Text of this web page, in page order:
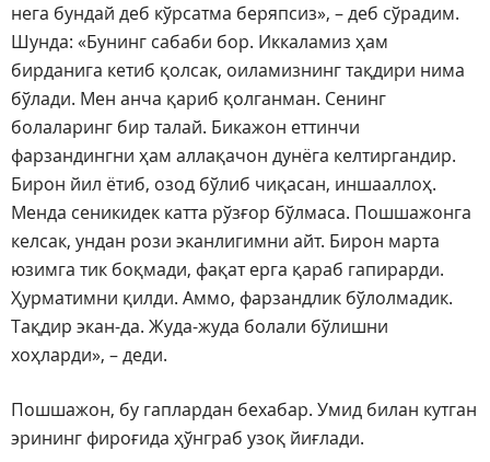
нега бундай деб кўрсатма беряпсиз», – деб сўрадим.
Шунда: «Бунинг сабаби бор. Иккаламиз ҳам
бирданига кетиб қолсак, оиламизнинг тақдири нима
бўлади. Мен анча қариб қолганман. Сенинг
болаларинг бир талай. Бикажон еттинчи
фарзандингни ҳам аллақачон дунёга келтиргандир.
Бирон йил ётиб, озод бўлиб чиқасан, иншааллоҳ.
Менда сеникидек катта рўзғор бўлмаса. Пошшажонга
келсак, ундан рози эканлигимни айт. Бирон марта
юзимга тик боқмади, фақат ерга қараб гапирарди.
Ҳурматимни қилди. Аммо, фарзандлик бўлолмадик.
Тақдир экан-да. Жуда-жуда болали бўлишни
хоҳларди», – деди.
Пошшажон, бу гаплардан бехабар. Умид билан кутган
эрининг фироғида ҳўнграб узоқ йиғлади.